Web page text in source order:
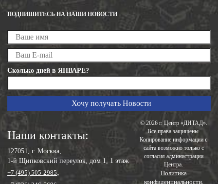
ПОДПИШИТЕСЬ НА НАШИ НОВОСТИ
Сколько дней в ЯНВАРЕ?
Наши контакты:
127051, г. Москва,
1-й Щипковский переулок, дом 1, 1 этаж
+7 (495) 505-2985,
© 2026 г. Центр «ДИТАД».
Все права защищены.
Копирование информации с
сайта возможно только с
согласия администрации
Центра.
Политика
конфиденциальности.